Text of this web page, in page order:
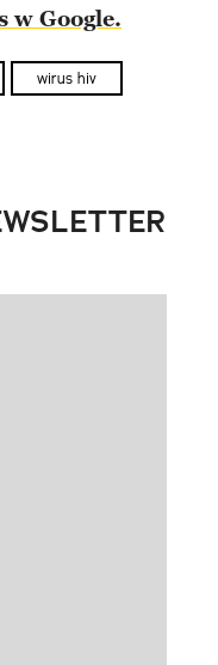
w Google.
wirus hiv